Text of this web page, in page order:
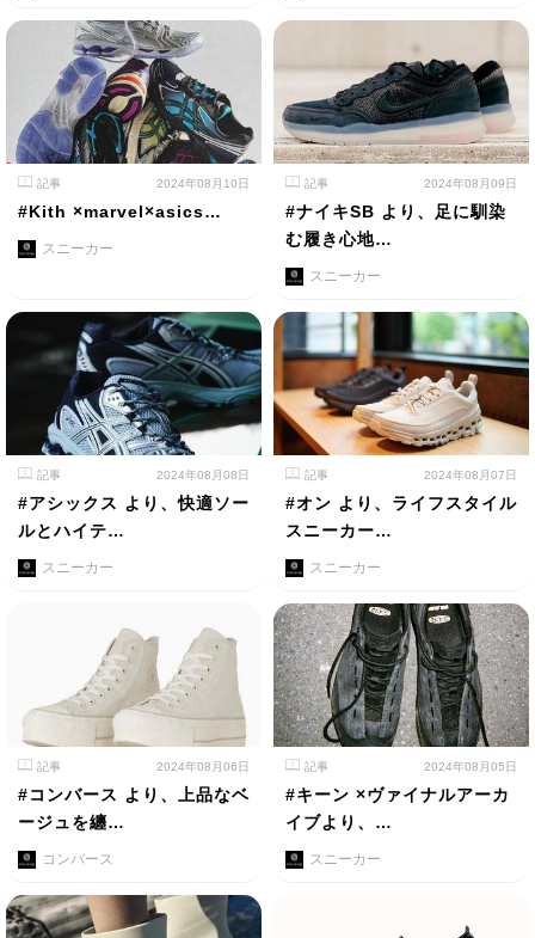
記事 2024年08月10日
#Kith ×marvel×asics…
スニーカー
記事 2024年08月09日
#ナイキSB より、足に馴染
む履き心地…
スニーカー
記事 2024年08月08日
#アシックス より、快適ソー
ルとハイテ…
スニーカー
記事 2024年08月07日
#オン より、ライフスタイル
スニーカー…
スニーカー
記事 2024年08月06日
#コンバース より、上品なベ
ージュを纏…
コンバース
記事 2024年08月05日
#キーン ×ヴァイナルアーカ
イブより、…
スニーカー